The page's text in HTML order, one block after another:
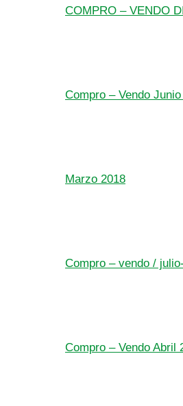
COMPRO – VENDO
Compro – Vendo
Marzo 2018
Compro – vendo /
Compro – Vendo Abril